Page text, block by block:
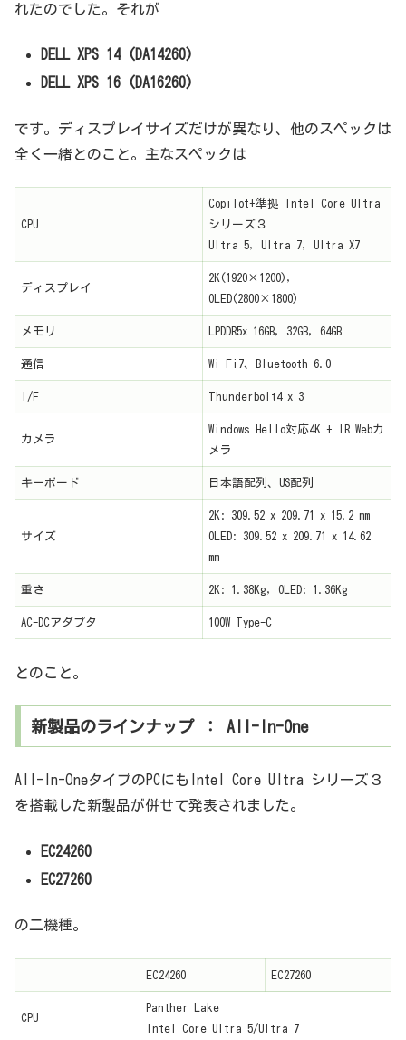
れたのでした。それが
DELL XPS 14 (DA14260)
DELL XPS 16 (DA16260)
です。ディスプレイサイズだけが異なり、他のスペックは
全く一緒とのこと。主なスペックは
CPU
Copilot+準拠 Intel Core Ultra
シリーズ３
Ultra 5, Ultra 7, Ultra X7
ディスプレイ
2K(1920×1200),
OLED(2800×1800)
メモリ LPDDR5x 16GB, 32GB, 64GB
通信 Wi-Fi7、Bluetooth 6.0
I/F Thunderbolt4 x 3
カメラ
Windows Hello対応4K + IR Webカ
メラ
キーボード 日本語配列、US配列
サイズ
2K: 309.52 x 209.71 x 15.2 mm
OLED: 309.52 x 209.71 x 14.62
mm
重さ 2K: 1.38Kg, OLED: 1.36Kg
AC-DCアダプタ 100W Type-C
とのこと。
新製品のラインナップ ： All-In-One
All-In-OneタイプのPCにもIntel Core Ultra シリーズ３
を搭載した新製品が併せて発表されました。
EC24260
EC27260
の二機種。
EC24260 EC27260
CPU
Panther Lake
Intel Core Ultra 5/Ultra 7